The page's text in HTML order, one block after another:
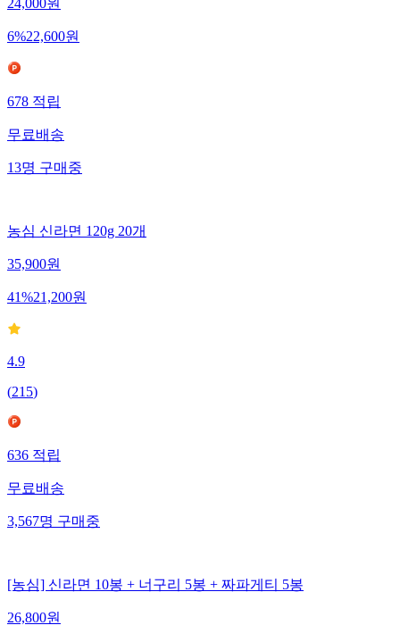
24,000원
6%22,600원
678 적립
무료배송
13명 구매중
농심 신라면 120g 20개
35,900원
41%21,200원
4.9
(215)
636 적립
무료배송
3,567명 구매중
[농심] 신라면 10봉 + 너구리 5봉 + 짜파게티 5봉
26,800원